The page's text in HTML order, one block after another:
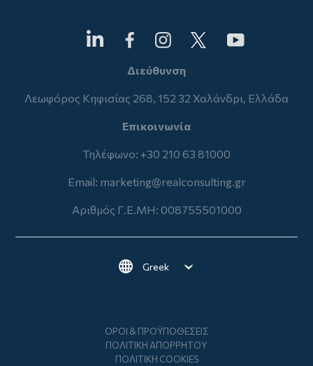
Διεύθυνση
Λεωφόρος Κηφισίας 268, 152 32 Χαλάνδρι, Ελλάδα
Επικοινωνία
Τηλέφωνο: +30 210 63 81000
Email: marketing@realconsulting.gr
Αριθμός Γ.Ε.ΜΗ: 008755501000
Select your language
ΌΡΟΙ & ΠΡΟΫΠΟΘΈΣΕΙΣ
ΠΟΛΙΤΙΚΉ ΑΠΟΡΡΉΤΟΥ
ΠΟΛΙΤΙΚΉ COOKIES